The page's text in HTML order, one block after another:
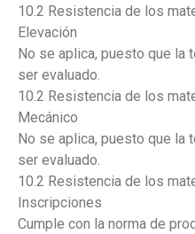
10.2 Resistencia de los
Elevación
No se aplica, puesto que la
ser evaluado.
10.2 Resistencia de los
Mecánico
No se aplica, puesto que la
ser evaluado.
10.2 Resistencia de los
Inscripciones
Cumple con la norma de